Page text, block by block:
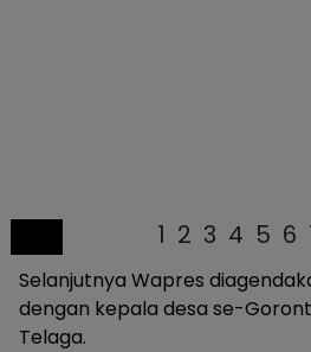
1 2 3 4 5 6
Selanjutnya Wapres
dengan kepala desa se-
Telaga.